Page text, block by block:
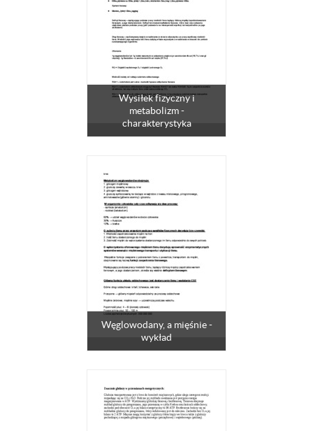
Wysiłek fizyczny i
metabolizm -
charakterystyka
Węglowodany, a mięśnie -
wykład